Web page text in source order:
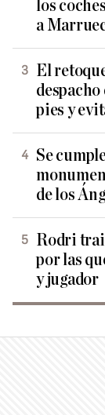
los
a
El
pies y
Se
de los
Rodri
por las
y jugador